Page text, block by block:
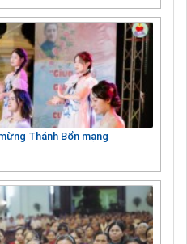
Thánh Bổn mạng